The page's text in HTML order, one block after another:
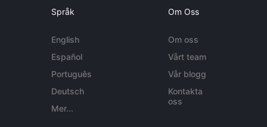
Språk
English
Español
Português
Deutsch
Mer...
Om Oss
Om oss
Vårt team
Vår blogg
Kontakta
oss